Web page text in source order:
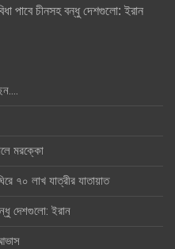
পাবে চীনসহ বন্ধু দেশগুলো: ইরান
মরক্কো
৭০ লাখ যাত্রীর যাতায়াত
দেশগুলো: ইরান